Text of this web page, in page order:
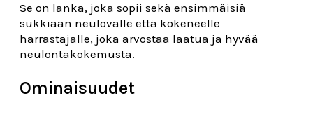
Se on lanka, joka sopii sekä ensimmäisiä
sukkiaan neulovalle että kokeneelle
harrastajalle, joka arvostaa laatua ja hyvää
neulontakokemusta.
Ominaisuudet